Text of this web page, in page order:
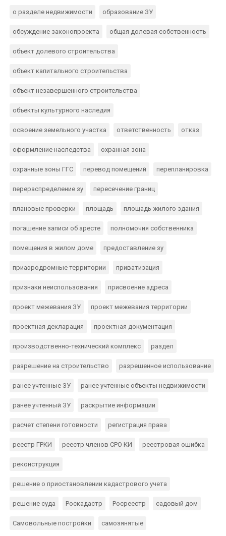
о разделе недвижимости образование ЗУ
обсуждение законопроекта общая долевая собственность
объект долевого строительства
объект капитального строительства
объект незавершенного строительства
объекты культурного наследия
освоение земельного участка ответственность отказ
оформление наследства охранная зона
охранные зоны ГГС перевод помещений перепланировка
перераспределение зу пересечение границ
плановые проверки площадь площадь жилого здания
погашение записи об аресте полномочия собственника
помещения в жилом доме предоставление зу
приаэродромные территории приватизация
признаки неиспользования присвоение адреса
проект межевания ЗУ проект межевания территории
проектная декларация проектная документация
производственно-технический комплекс раздел
разрешение на строительство разрешенное использование
ранее учтенные ЗУ ранее учтенные объекты недвижимости
ранее учтенный ЗУ раскрытие информации
расчет степени готовности регистрация права
реестр ГРКИ реестр членов СРО КИ реестровая ошибка
реконструкция
решение о приостановлении кадастрового учета
решение суда Роскадастр Росреестр садовый дом
Самовольные постройки самозянятые